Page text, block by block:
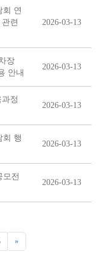
회 연
련
2026-03-13
장
안내
2026-03-13
정
2026-03-13
회 행
2026-03-13
모전
2026-03-13
»